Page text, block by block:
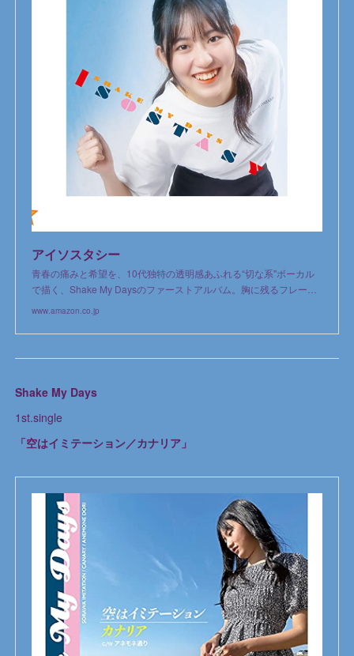
アイソスタシー
青春の痛みと希望を、10代独特の透明感あふれる“切な系"ボーカル
で描く、Shake My Daysのファーストアルバム。胸に残るフレー…
www.amazon.co.jp
Shake My Days
1st.single
「空はイミテーション／カナリア」